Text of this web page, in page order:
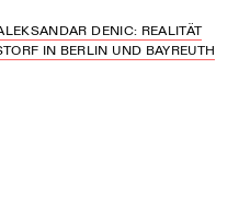
DENIC: REALITÄT
IN BERLIN UND BAYREUTH